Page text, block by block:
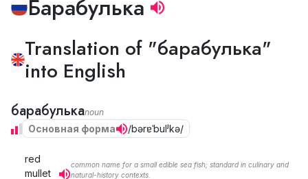
Барабулька
Translation of "барабулька"
into English
барабулькаnoun
Основная форма /bərɐˈbulʲkə/
red
mullet
common name for a small edible sea fish; standard in culinary and
natural-history contexts.